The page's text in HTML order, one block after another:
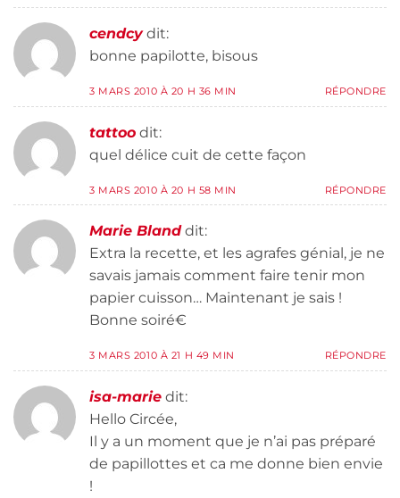
cendcy dit:
bonne papilotte, bisous
3 MARS 2010 À 20 H 36 MIN RÉPONDRE
tattoo dit:
quel délice cuit de cette façon
3 MARS 2010 À 20 H 58 MIN RÉPONDRE
Marie Bland dit:
Extra la recette, et les agrafes génial, je ne
savais jamais comment faire tenir mon
papier cuisson… Maintenant je sais !
Bonne soiré€
3 MARS 2010 À 21 H 49 MIN RÉPONDRE
isa-marie dit:
Hello Circée,
Il y a un moment que je n’ai pas préparé
de papillottes et ca me donne bien envie
!